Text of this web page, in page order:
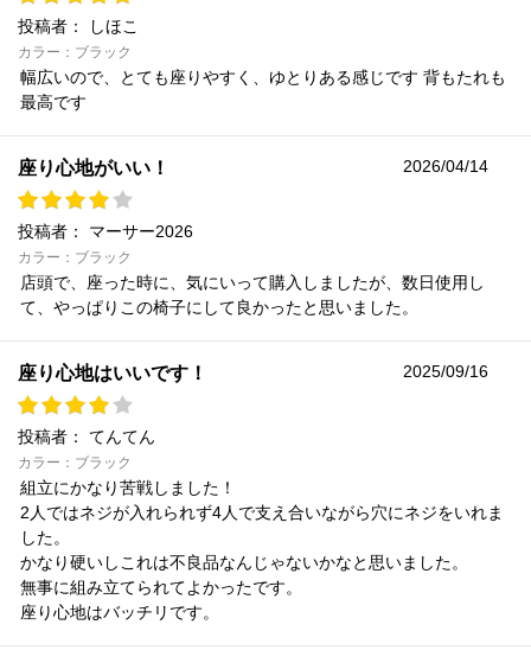
投稿者： しほこ
カラー：ブラック
幅広いので、とても座りやすく、ゆとりある感じです 背もたれも
最高です
座り心地がいい！ 2026/04/14
投稿者： マーサー2026
カラー：ブラック
店頭で、座った時に、気にいって購入しましたが、数日使用し
て、やっぱりこの椅子にして良かったと思いました。
座り心地はいいです！ 2025/09/16
投稿者： てんてん
カラー：ブラック
組立にかなり苦戦しました！
2人ではネジが入れられず4人で支え合いながら穴にネジをいれま
した。
かなり硬いしこれは不良品なんじゃないかなと思いました。
無事に組み立てられてよかったです。
座り心地はバッチリです。